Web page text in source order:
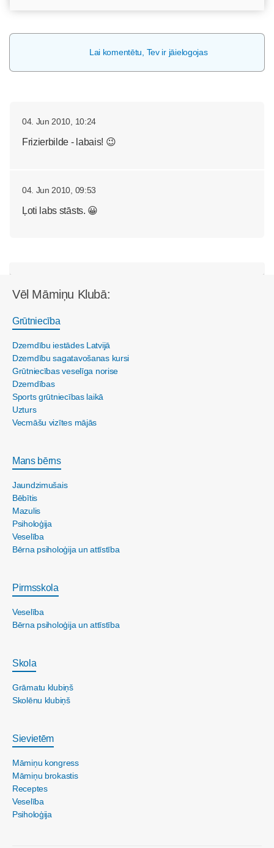
Lai komentētu, Tev ir jāielogojas
04. Jun 2010, 10:24
Frizierbilde - labais! 😉
04. Jun 2010, 09:53
Ļoti labs stāsts. 😀
Vēl Māmiņu Klubā:
Grūtniecība
Dzemdību iestādes Latvijā
Dzemdību sagatavošanas kursi
Grūtniecības veselīga norise
Dzemdības
Sports grūtniecības laikā
Uzturs
Vecmāšu vizītes mājās
Mans bērns
Jaundzimušais
Bēbītis
Mazulis
Psiholoģija
Veselība
Bērna psiholoģija un attīstība
Pirmsskola
Veselība
Bērna psiholoģija un attīstība
Skola
Grāmatu klubiņš
Skolēnu klubiņš
Sievietēm
Māmiņu kongress
Māmiņu brokastis
Receptes
Veselība
Psiholoģija